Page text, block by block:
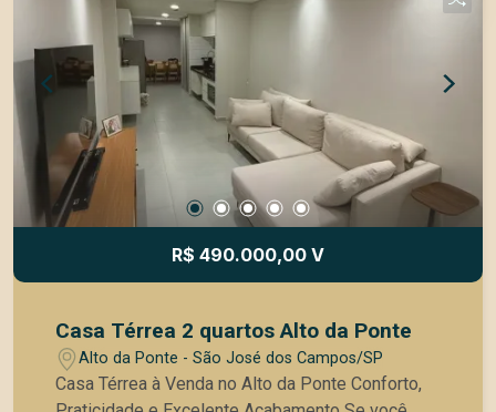
R$ 490.000,00 V
Casa Térrea 2 quartos Alto da Ponte
Alto da Ponte - São José dos Campos/SP
Casa Térrea à Venda no Alto da Ponte Conforto,